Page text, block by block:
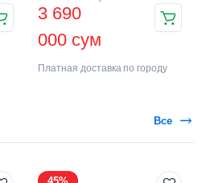
3 690
000 сум
Платная доставка по городу
Все
45%